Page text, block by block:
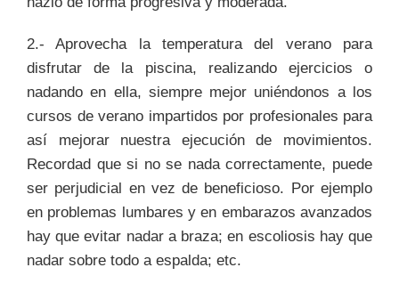
2.- Aprovecha la temperatura del verano para
disfrutar de la piscina, realizando ejercicios o
nadando en ella, siempre mejor uniéndonos a los
cursos de verano impartidos por profesionales para
así mejorar nuestra ejecución de movimientos.
Recordad que si no se nada correctamente, puede
ser perjudicial en vez de beneficioso. Por ejemplo
en problemas lumbares y en embarazos avanzados
hay que evitar nadar a braza; en escoliosis hay que
nadar sobre todo a espalda; etc.